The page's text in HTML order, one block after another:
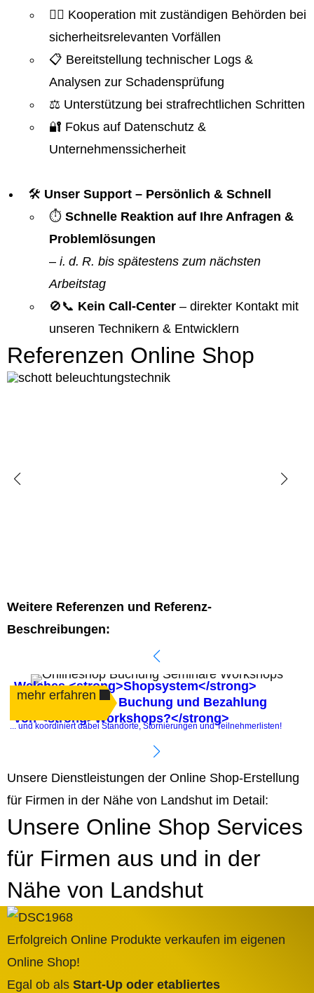
👮‍♂️ Kooperation mit zuständigen Behörden bei
sicherheitsrelevanten Vorfällen
📋 Bereitstellung technischer Logs &
Analysen zur Schadensprüfung
⚖️ Unterstützung bei strafrechtlichen Schritten
🔐 Fokus auf Datenschutz &
Unternehmenssicherheit
🛠️ Unser Support – Persönlich & Schnell
⏱️ Schnelle Reaktion auf Ihre Anfragen &
Problemlösungen
– i. d. R. bis spätestens zum nächsten
Arbeitstag
🚫📞 Kein Call-Center – direkter Kontakt mit
unseren Technikern & Entwicklern
Referenzen Online Shop
Weitere Referenzen und Referenz-
Beschreibungen:
Welches <strong>Shopsystem</strong>
automatisiert die Buchung und Bezahlung
von <strong>Workshops?</strong>
mehr erfahren
... und koordiniert dabei Standorte, Stornierungen und Teilnehmerlisten!
Unsere Dienstleistungen der Online Shop-Erstellung
für Firmen in der Nähe von Landshut im Detail:
Unsere Online Shop Services
für Firmen aus und in der
Nähe von Landshut
Erfolgreich Online Produkte verkaufen im eigenen
Online Shop!
Egal ob als Start-Up oder etabliertes